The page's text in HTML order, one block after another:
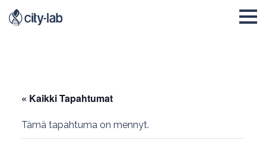
« Kaikki Tapahtumat
Tämä tapahtuma on mennyt.